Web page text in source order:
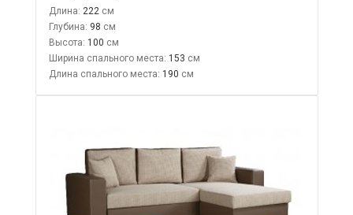
Длина: 222
Глубина: 98
Высота: 100
Ширина спального места: 153
Длина спального места: 190